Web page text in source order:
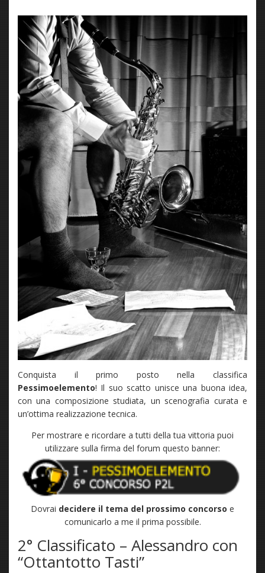
Conquista il primo posto nella classifica
Pessimoelemento! Il suo scatto unisce una buona idea,
con una composizione studiata, un scenografia curata e
un’ottima realizzazione tecnica.
Per mostrare e ricordare a tutti della tua vittoria puoi
utilizzare sulla firma del forum questo banner:
Dovrai decidere il tema del prossimo concorso e
comunicarlo a me il prima possibile.
2° Classificato – Alessandro con
“Ottantotto Tasti”